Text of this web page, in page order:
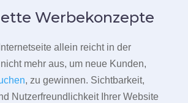
Werbekonzepte
allein reicht in der
mehr aus, um neue Kunden,
, zu gewinnen. Sichtbarkeit,
Nutzerfreundlichkeit Ihrer Website